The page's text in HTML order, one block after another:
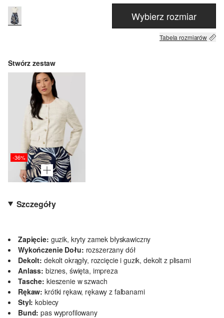
Wybierz rozmiar
Tabela rozmiarów
Stwórz zestaw
-36%
Szczegóły
Zapięcie: guzik, kryty zamek błyskawiczny
Wykończenie Dołu: rozszerzany dół
Dekolt: dekolt okrągły, rozcięcie i guzik, dekolt z plisami
Anlass: biznes, święta, impreza
Tasche: kieszenie w szwach
Rękaw: krótki rękaw, rękawy z falbanami
Styl: kobiecy
Bund: pas wyprofilowany